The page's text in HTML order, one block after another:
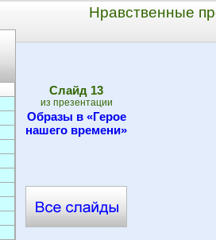
Нравственные
Cлайд 13
из презентации
Образы в «Герое
нашего времени»